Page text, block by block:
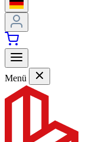
Menü